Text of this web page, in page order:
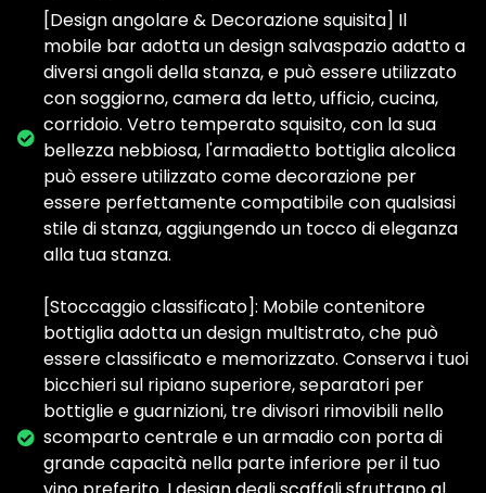
[Design angolare & Decorazione squisita] Il
mobile bar adotta un design salvaspazio adatto a
diversi angoli della stanza, e può essere utilizzato
con soggiorno, camera da letto, ufficio, cucina,
corridoio. Vetro temperato squisito, con la sua
bellezza nebbiosa, l'armadietto bottiglia alcolica
può essere utilizzato come decorazione per
essere perfettamente compatibile con qualsiasi
stile di stanza, aggiungendo un tocco di eleganza
alla tua stanza.
[Stoccaggio classificato]: Mobile contenitore
bottiglia adotta un design multistrato, che può
essere classificato e memorizzato. Conserva i tuoi
bicchieri sul ripiano superiore, separatori per
bottiglie e guarnizioni, tre divisori rimovibili nello
scomparto centrale e un armadio con porta di
grande capacità nella parte inferiore per il tuo